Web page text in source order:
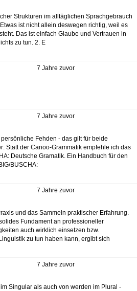
Strukturen im alltäglichen Sprachgebrauch
ist nicht allein deswegen richtig, weil es
Das ist einfach Glaube und Vertrauen in
zu tun. 2. E
7 Jahre zuvor
7 Jahre zuvor
Fehden - das gilt für beide
Statt der Canoo-Grammatik empfehle ich das
Deutsche Gramatik. Ein Handbuch für den
BUSCHA:
7 Jahre zuvor
und das Sammeln praktischer Erfahrung.
Fundament an professioneller
auch wirklich einsetzen bzw.
zu tun haben kann, ergibt sich
7 Jahre zuvor
Singular als auch von werden im Plural -